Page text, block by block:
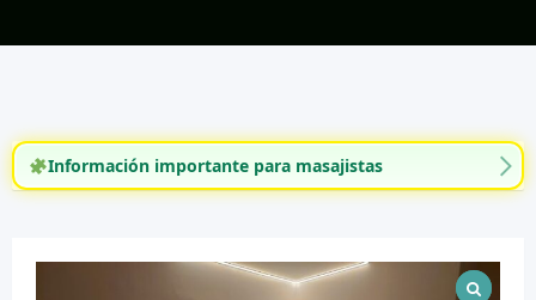
Información importante para masajistas